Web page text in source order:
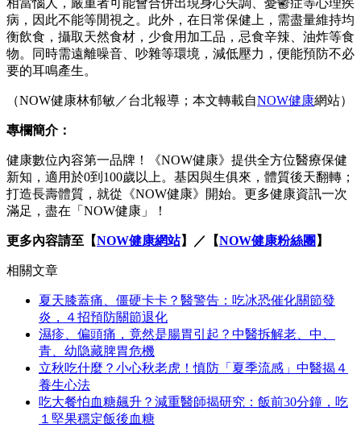
相當惱人，嚴重者可能會合併出現身心失調、憂鬱症等心理疾
病，因此不能等閒視之。此外，在日常保健上，需盡量維持均
衡飲食，攝取天然食材，少食用加工品，忌食辛辣、油炸等食
物。同時需遠離噪音、吵雜等環境，減低壓力，便能預防不必
要的耳鳴產生。
（NOW健康林郁敏／台北報導；本文轉載自NOW健康網站）
專欄簡介：
健康數位內容第一品牌！《NOW健康》提供全方位醫療保健
新知，適用於0到100歲以上。基因與生俱來，體質後天翻轉；
打造長壽體質，就從《NOW健康》開始。更多健康資訊一次
滿足，盡在「NOW健康」！
更多內容請至【NOW健康網站】／【NOW健康粉絲團 】
相關文章
夏天膝蓋痛、僵硬卡卡？醫警告：吃冰恐催化關節發
炎，４招預防關節退化
濕疹、偏頭痛，竟然是腸胃引起？中醫拆解老、中、
青、幼隐藏脾胃危機
立秋吃什麼？小心秋老虎！慎防「夏季流感」中醫揭４
養生心法
吃大餐怕血糖飆升？減重醫師揭研究：飯前30分鐘，吃
１堅果穩定飯後血糖